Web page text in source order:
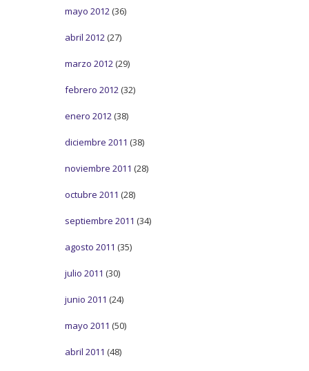
mayo 2012 (36)
abril 2012 (27)
marzo 2012 (29)
febrero 2012 (32)
enero 2012 (38)
diciembre 2011 (38)
noviembre 2011 (28)
octubre 2011 (28)
septiembre 2011 (34)
agosto 2011 (35)
julio 2011 (30)
junio 2011 (24)
mayo 2011 (50)
abril 2011 (48)